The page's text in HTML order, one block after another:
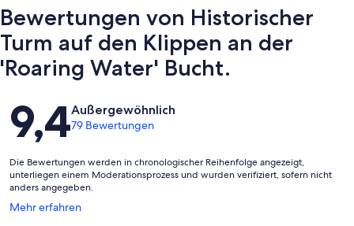
Bewertungen von Historischer
Turm auf den Klippen an der
'Roaring Water' Bucht.
Bewertungen
9,4Außergewöhnlich
79 Bewertungen
Die Bewertungen werden in chronologischer Reihenfolge angezeigt,
unterliegen einem Moderationsprozess und wurden verifiziert, sofern nicht
anders angegeben.
Mehr erfahren
Wird